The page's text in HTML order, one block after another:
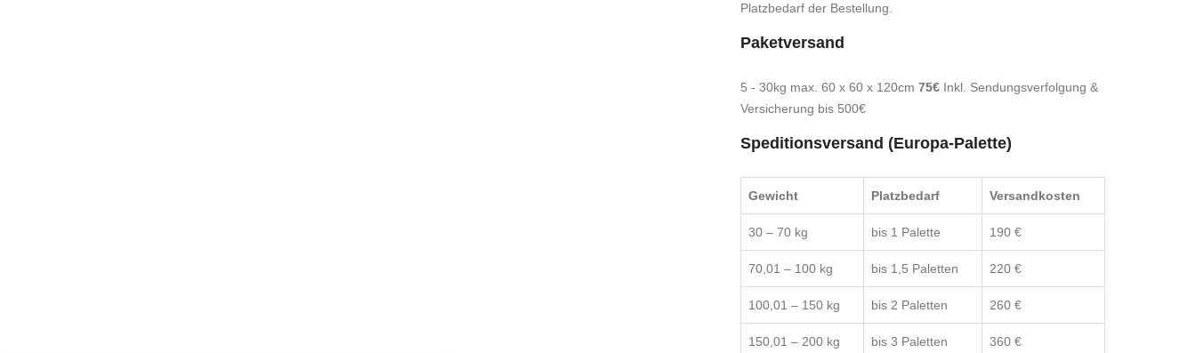
Platzbedarf der Bestellung.
Paketversand
5 - 30kg max. 60 x 60 x 120cm 75€Inkl. Sendungsverfolgung &
Versicherung bis 500€
Speditionsversand (Europa-Palette)
Gewicht Platzbedarf Versandkosten
30 – 70 kg bis 1 Palette 190 €
70,01 – 100 kg bis 1,5 Paletten 220 €
100,01 – 150 kg bis 2 Paletten 260 €
150,01 – 200 kg bis 3 Paletten 360 €